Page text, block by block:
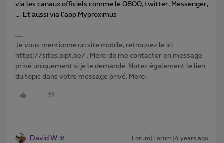
via les canaux officiels comme le 0800, twitter, Messenger,
… Et aussi via l’app Myproximus
Je vous mentionne un site mobile, retrouvez le ici
https://sites.bipt.be/ . Merci de me contacter en message
privé uniquement si je le demande. Notez également le lien
du topic dans votre message privé. Merci
David W Forum|Forum|4 years ago